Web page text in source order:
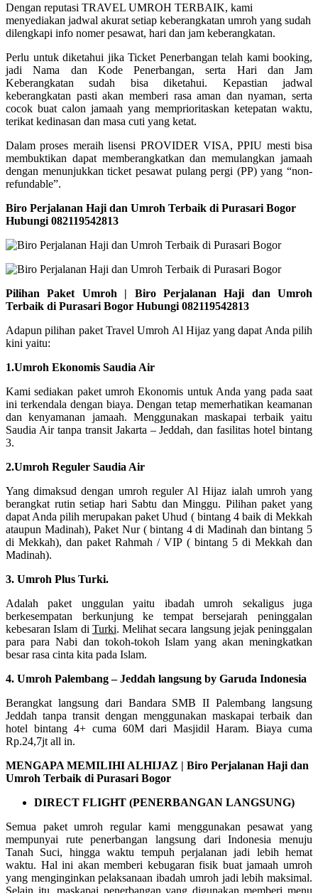
Dengan reputasi TRAVEL UMROH TERBAIK, kami
menyediakan jadwal akurat setiap keberangkatan umroh yang sudah
dilengkapi info nomer pesawat, hari dan jam keberangkatan.
Perlu untuk diketahui jika Ticket Penerbangan telah kami booking,
jadi Nama dan Kode Penerbangan, serta Hari dan Jam
Keberangkatan sudah bisa diketahui. Kepastian jadwal
keberangkatan pasti akan memberi rasa aman dan nyaman, serta
cocok buat calon jamaah yang memprioritaskan ketepatan waktu,
terikat kedinasan dan masa cuti yang ketat.
Dalam proses meraih lisensi PROVIDER VISA, PPIU mesti bisa
membuktikan dapat memberangkatkan dan memulangkan jamaah
dengan menunjukkan ticket pesawat pulang pergi (PP) yang “non-
refundable”.
Biro Perjalanan Haji dan Umroh Terbaik di Purasari Bogor
Hubungi 082119542813
Pilihan Paket Umroh | Biro Perjalanan Haji dan Umroh
Terbaik di Purasari Bogor Hubungi 082119542813
Adapun pilihan paket Travel Umroh Al Hijaz yang dapat Anda pilih
kini yaitu:
1.Umroh Ekonomis Saudia Air
Kami sediakan paket umroh Ekonomis untuk Anda yang pada saat
ini terkendala dengan biaya. Dengan tetap memerhatikan keamanan
dan kenyamanan jamaah. Menggunakan maskapai terbaik yaitu
Saudia Air tanpa transit Jakarta – Jeddah, dan fasilitas hotel bintang
3.
2.Umroh Reguler Saudia Air
Yang dimaksud dengan umroh reguler Al Hijaz ialah umroh yang
berangkat rutin setiap hari Sabtu dan Minggu. Pilihan paket yang
dapat Anda pilih merupakan paket Uhud ( bintang 4 baik di Mekkah
ataupun Madinah), Paket Nur ( bintang 4 di Madinah dan bintang 5
di Mekkah), dan paket Rahmah / VIP ( bintang 5 di Mekkah dan
Madinah).
3. Umroh Plus Turki.
Adalah paket unggulan yaitu ibadah umroh sekaligus juga
berkesempatan berkunjung ke tempat bersejarah peninggalan
kebesaran Islam di Turki. Melihat secara langsung jejak peninggalan
para para Nabi dan tokoh-tokoh Islam yang akan meningkatkan
besar rasa cinta kita pada Islam.
4. Umroh Palembang – Jeddah langsung by Garuda Indonesia
Berangkat langsung dari Bandara SMB II Palembang langsung
Jeddah tanpa transit dengan menggunakan maskapai terbaik dan
hotel bintang 4+ cuma 60M dari Masjidil Haram. Biaya cuma
Rp.24,7jt all in.
MENGAPA MEMILIHI ALHIJAZ | Biro Perjalanan Haji dan
Umroh Terbaik di Purasari Bogor
DIRECT FLIGHT (PENERBANGAN LANGSUNG)
Semua paket umroh regular kami menggunakan pesawat yang
mempunyai rute penerbangan langsung dari Indonesia menuju
Tanah Suci, hingga waktu tempuh perjalanan jadi lebih hemat
waktu. Hal ini akan memberi kebugaran fisik buat jamaah umroh
yang menginginkan pelaksanaan ibadah umroh jadi lebih maksimal.
Selain itu, maskapai penerbangan yang digunakan memberi menu